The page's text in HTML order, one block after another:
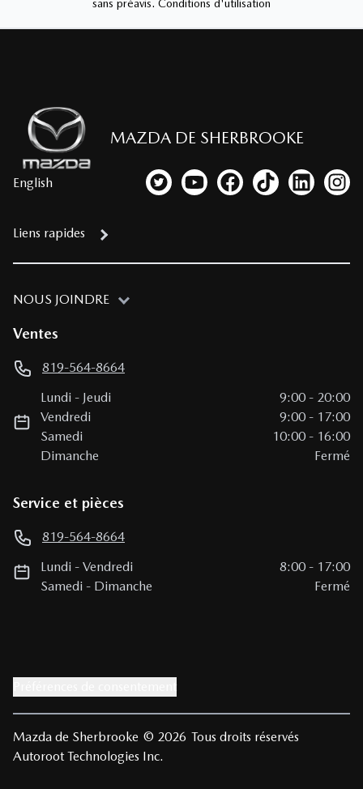
sans préavis. Conditions d'utilisation
MAZDA DE SHERBROOKE
English Lien vers notre compte Twitter
Lien vers notre chaîne
Lien vers notre page
Lien vers notre
Lien vers
Lien
Liens rapides
NOUS JOINDRE
Ventes
819-564-8664
Lundi - Jeudi 9:00 - 20:00
Vendredi
9:00 - 17:00
Samedi
10:00 - 16:00
Dimanche
Fermé
Service et pièces
819-564-8664
Lundi -Vendredi 8:00 - 17:00
Samedi - Dimanche Fermé
Mazda de Sherbrooke © 2026 Tous droits réservés
Autoroot Technologies Inc.